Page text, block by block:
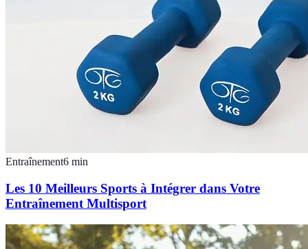
Entraînement6 min
Les 10 Meilleurs Sports à Intégrer dans Votre
Entraînement Multisport